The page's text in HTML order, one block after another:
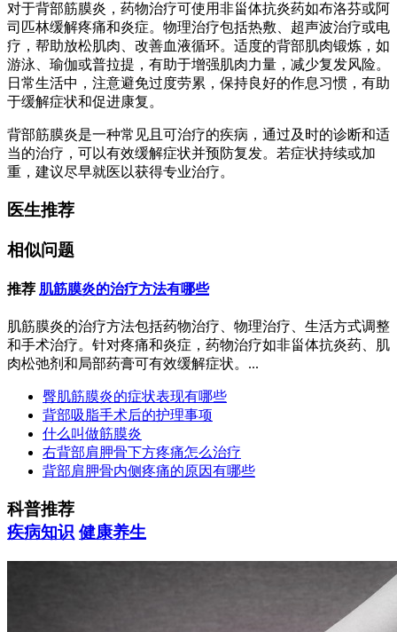
对于背部筋膜炎，药物治疗可使用非甾体抗炎药如布洛芬或阿
司匹林缓解疼痛和炎症。物理治疗包括热敷、超声波治疗或电
疗，帮助放松肌肉、改善血液循环。适度的背部肌肉锻炼，如
游泳、瑜伽或普拉提，有助于增强肌肉力量，减少复发风险。
日常生活中，注意避免过度劳累，保持良好的作息习惯，有助
于缓解症状和促进康复。
背部筋膜炎是一种常见且可治疗的疾病，通过及时的诊断和适
当的治疗，可以有效缓解症状并预防复发。若症状持续或加
重，建议尽早就医以获得专业治疗。
医生推荐
相似问题
推荐 肌筋膜炎的治疗方法有哪些
肌筋膜炎的治疗方法包括药物治疗、物理治疗、生活方式调整
和手术治疗。针对疼痛和炎症，药物治疗如非甾体抗炎药、肌
肉松弛剂和局部药膏可有效缓解症状。...
臀肌筋膜炎的症状表现有哪些
背部吸脂手术后的护理事项
什么叫做筋膜炎
右背部肩胛骨下方疼痛怎么治疗
背部肩胛骨内侧疼痛的原因有哪些
科普推荐
疾病知识 健康养生